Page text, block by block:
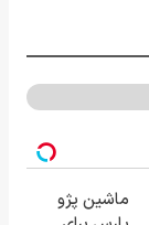
ماشین پژو